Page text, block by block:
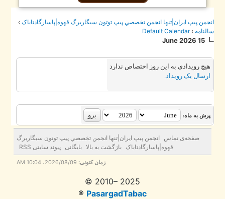
پيپ ايران|تنها انجمن تخصصي پيپ توتون سيگاربرگ قهوه|پاسارگادتاباک›
›
Default Calendar
15 June 2026
هیچ رویدادی به این روز اختصاص ندارد
ارسال یک رویداد .
پرش به ماه:
صفحه‌ی تماس
انجمن پيپ ايران|تنها انجمن تخصصي پيپ توتون سيگاربرگ
قهوه|پاسارگادتاباک بازگشت به بالا بایگانی پیوند سایتی RSS
زمان کنونی:2026/08/09، 10:04 AM
© 2010– 2025
®PasargadTabac